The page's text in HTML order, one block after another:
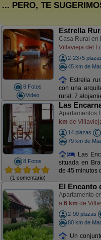
... PERO, TE
8 Fotos
Video
Estrella
Casa Rural en
Villavieja del
2-23+5
45 km de
Estrella
con una
rural. 7
8 Fotos
(1 comentario)
Las
Apartamentos
km de
14 plazas
79 km de
Las
situada en
de 45 minutos
El Encanto
Apartamento
a 6 km de
2-90 plazas
80 km de
Un